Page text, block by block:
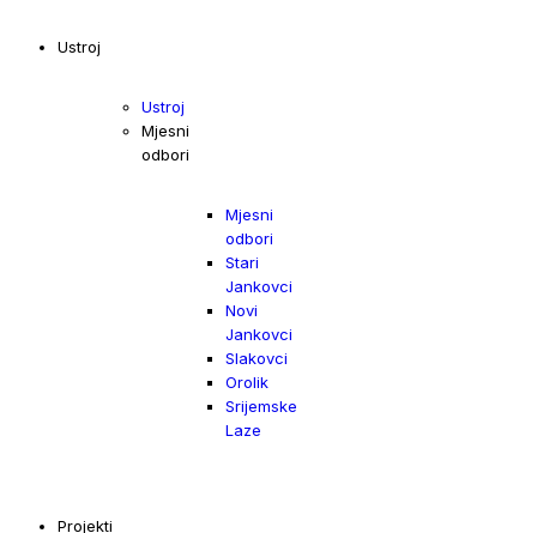
Ustroj
Ustroj
Mjesni
odbori
Mjesni
odbori
Stari
Jankovci
Novi
Jankovci
Slakovci
Orolik
Srijemske
Laze
Projekti